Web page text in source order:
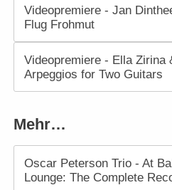
Videopremiere - Jan
Flug Frohmut
Videopremiere - Ella Zirina
Arpeggios for Two Guitars
Mehr…
Oscar Peterson Trio - At
Lounge: The Complete